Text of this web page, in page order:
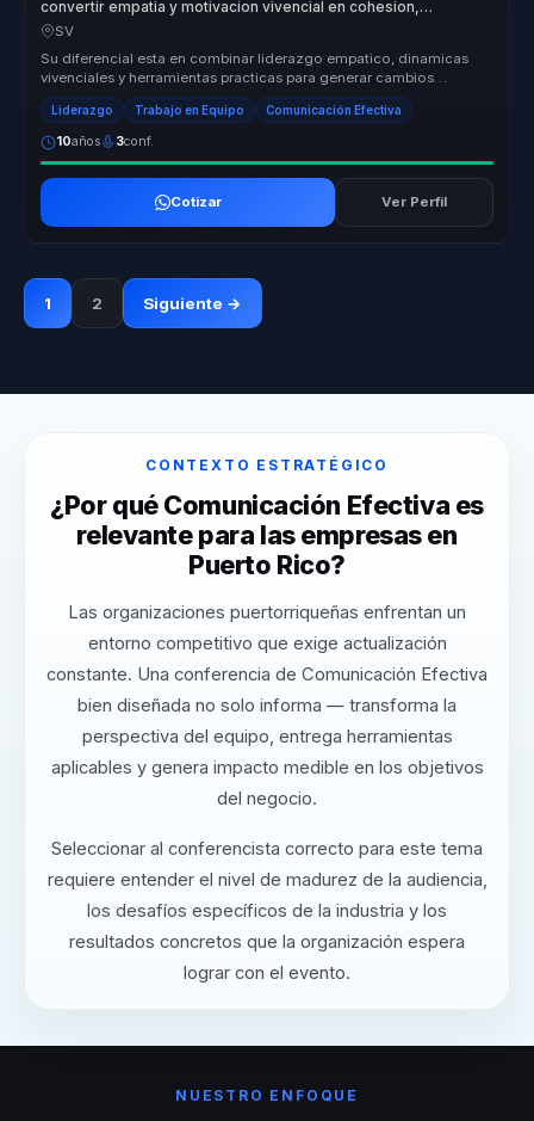
convertir empatia y motivacion vivencial en cohesion,
compromiso y accion.
SV
Su diferencial esta en combinar liderazgo empatico, dinamicas
vivenciales y herramientas practicas para generar cambios
culturales que si...
Liderazgo Trabajo en Equipo Comunicación Efectiva
10años 3conf.
Cotizar Ver Perfil
1 2 Siguiente →
CONTEXTO ESTRATÉGICO
¿Por qué Comunicación Efectiva es
relevante para las empresas en
Puerto Rico?
Las organizaciones puertorriqueñas enfrentan un
entorno competitivo que exige actualización
constante. Una conferencia de Comunicación Efectiva
bien diseñada no solo informa — transforma la
perspectiva del equipo, entrega herramientas
aplicables y genera impacto medible en los objetivos
del negocio.
Seleccionar al conferencista correcto para este tema
requiere entender el nivel de madurez de la audiencia,
los desafíos específicos de la industria y los
resultados concretos que la organización espera
lograr con el evento.
NUESTRO ENFOQUE